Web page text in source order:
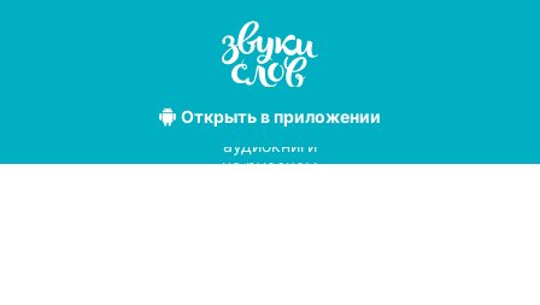
Открытьв приложении
Лучшие
аудиокниги
на русском